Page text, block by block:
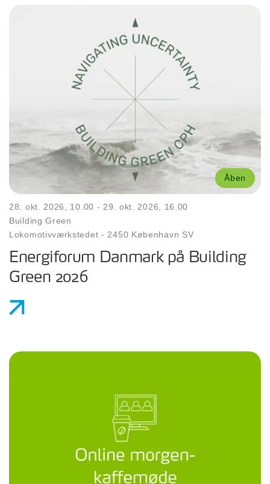
Åben
28. okt. 2026, 10.00 - 29. okt. 2026, 16.00
Building Green
Lokomotivværkstedet - 2450 København SV
Energiforum Danmark på Building
Green 2026